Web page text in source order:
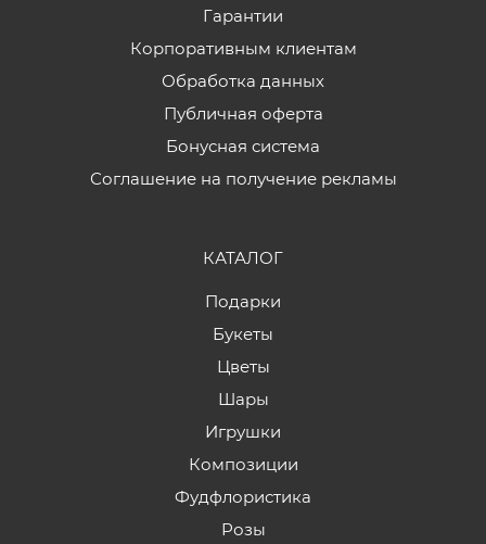
Гарантии
Корпоративным клиентам
Обработка данных
Публичная оферта
Бонусная система
Соглашение на получение рекламы
КАТАЛОГ
Подарки
Букеты
Цветы
Шары
Игрушки
Композиции
Фудфлористика
Розы